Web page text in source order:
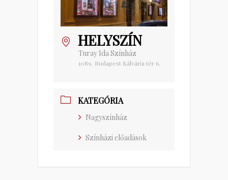
HELYSZÍN
Turay Ida Színház
1089. Budapest Kálvária tér 6.
KATEGÓRIA
Nagyszínház
Színházi előadások